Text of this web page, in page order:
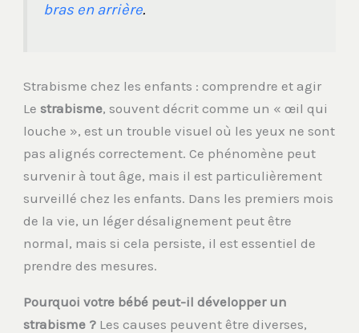
bras en arrière.
Strabisme chez les enfants : comprendre et agir
Le strabisme, souvent décrit comme un « œil qui
louche », est un trouble visuel où les yeux ne sont
pas alignés correctement. Ce phénomène peut
survenir à tout âge, mais il est particulièrement
surveillé chez les enfants. Dans les premiers mois
de la vie, un léger désalignement peut être
normal, mais si cela persiste, il est essentiel de
prendre des mesures.
Pourquoi votre bébé peut-il développer un
strabisme ? Les causes peuvent être diverses,